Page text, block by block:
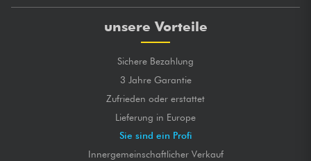
unsere Vorteile
Sichere Bezahlung
3 Jahre Garantie
Zufrieden oder erstattet
Lieferung in Europe
Sie sind ein Profi
Innergemeinschaftlicher Verkauf